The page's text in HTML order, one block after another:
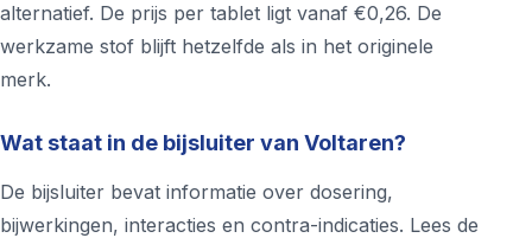
alternatief. De prijs per tablet ligt vanaf €0,26. De
werkzame stof blijft hetzelfde als in het originele
merk.
Wat staat in de bijsluiter van Voltaren?
De bijsluiter bevat informatie over dosering,
bijwerkingen, interacties en contra-indicaties. Lees de